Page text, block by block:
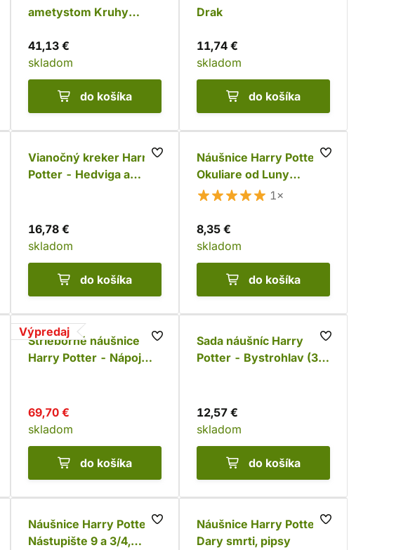
ametystom Kruhy
41,13 €
skladom
do košíka
Drak
11,74 €
skladom
do košíka
Vianočný kreker Harry
Potter - Hedviga a
16,78 €
skladom
do košíka
Náušnice Harry Potter -
Okuliare od Luny
Lovegoodovej1×
8,35 €
skladom
do košíka
Výpredaj
Strieborné náušnice
Harry Potter - Nápoj
69,70 €
skladom
do košíka
Sada náušníc Harry
Potter - Bystrohlav (3
12,57 €
skladom
do košíka
Náušnice Harry Potter -
Nástupište 9 a 3/4,
Náušnice Harry Potter -
Dary smrti, pipsy